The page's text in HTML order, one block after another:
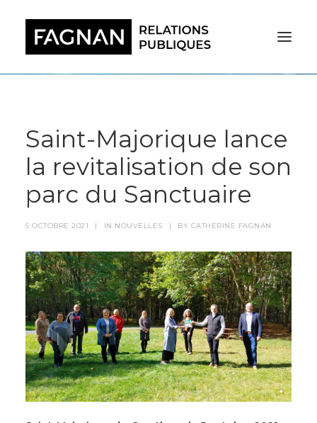
RECHERCHE
Saint-Majorique lance
la revitalisation de son
parc du Sanctuaire
5 OCTOBRE 2021 | IN NOUVELLES | BY CATHERINE FAGNAN